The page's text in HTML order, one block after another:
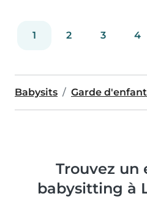
1 2 3 4
Babysits Garde
Trouvez un
babysitting à